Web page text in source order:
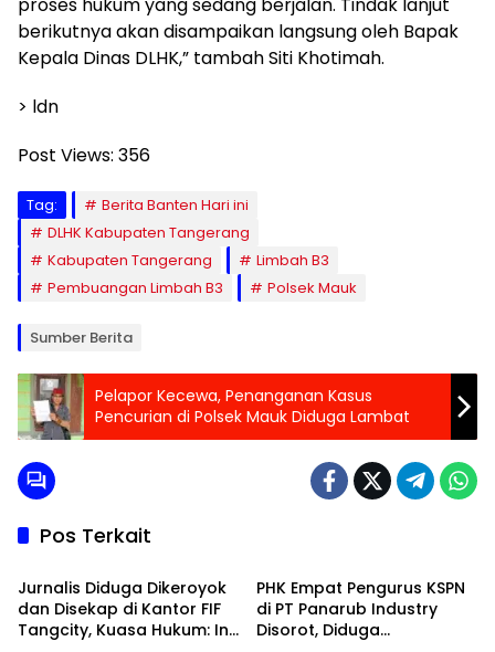
berikutnya akan disampaikan langsung oleh Bapak
Kepala Dinas DLHK,” tambah Siti Khotimah.
> ldn
Post Views: 356
Tag:
Berita Banten Hari ini
DLHK Kabupaten Tangerang
Kabupaten Tangerang
Limbah B3
Pembuangan Limbah B3
Polsek Mauk
Sumber Berita
Pelapor Kecewa, Penanganan Kasus
Pencurian di Polsek Mauk Diduga Lambat
Pos Terkait
Banten Raya
Jurnalis Diduga Dikeroyok
dan Disekap di Kantor FIF
Tangcity, Kuasa Hukum: Ini
PHK Empat Pengurus KSPN
di PT Panarub Industry
Disorot, Diduga
Peristiwa Peristiwa